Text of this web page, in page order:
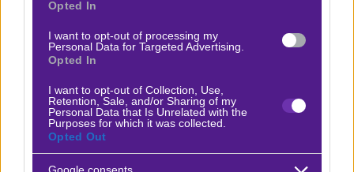
Opted In
I want to opt-out of processing my
Personal Data for Targeted Advertising.
Opted In
I want to opt-out of Collection, Use,
Retention, Sale, and/or Sharing of my
Personal Data that Is Unrelated with the
Purposes for which it was collected.
Opted Out
Γεωργιανός σούπερ σταρ
Ο «άσος» κινείται στα όρια του 2.40-2.50 με ελαφρώς
παραπάνω. Προτίμηση στο 2.40 της Bet365 που έχει
προσφορά και το πληρώνει ακόμα κι αν το ματς πάει
στην παράταση!